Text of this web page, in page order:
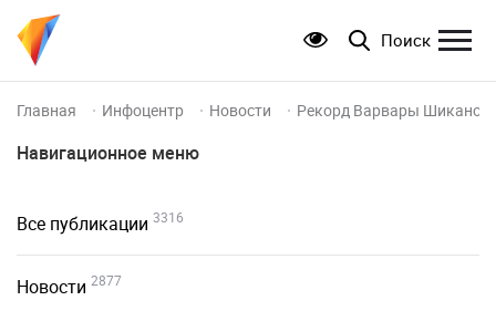
Поиск
Главная Инфоцентр Новости Рекорд Варвары
Навигационное меню
Все публикации 3316
Новости 2877